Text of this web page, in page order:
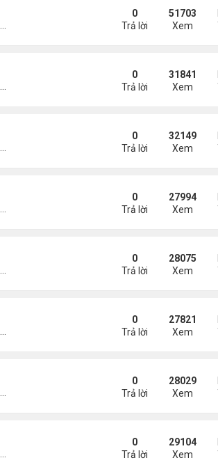
0
Trả lời
51703
Xem
0
Trả lời
31841
Xem
0
Trả lời
32149
Xem
0
Trả lời
27994
Xem
0
Trả lời
28075
Xem
0
Trả lời
27821
Xem
0
Trả lời
28029
Xem
0
Trả lời
29104
Xem